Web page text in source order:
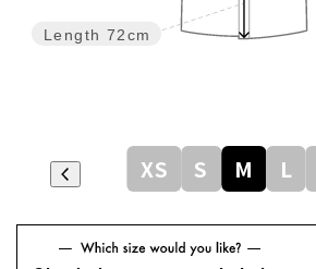
Length 72cm
XS S M L